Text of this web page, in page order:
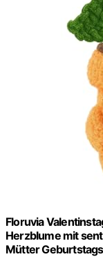
Floruvia
Herzblume mit
Mütter